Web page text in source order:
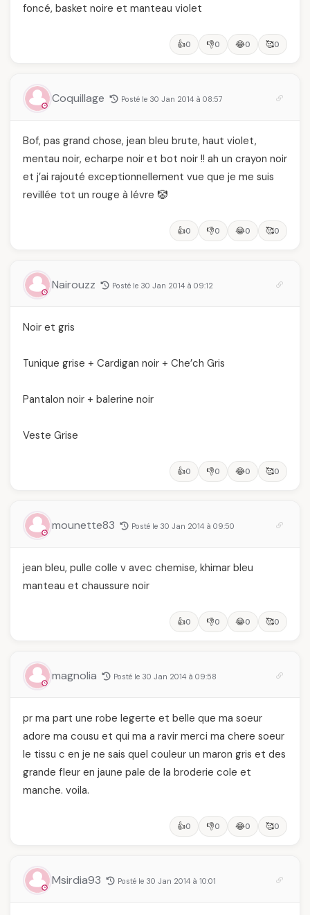
foncé, basket noire et manteau violet
👍0 👎0 😂0 🥰0
Coquillage Posté le 30 Jan 2014 à 08:57
Bof, pas grand chose, jean bleu brute, haut violet,
mentau noir, echarpe noir et bot noir !! ah un crayon noir
et j’ai rajouté exceptionnellement vue que je me suis
revillée tot un rouge à lévre 🤡
👍0 👎0 😂0 🥰0
Nairouzz Posté le 30 Jan 2014 à 09:12
Noir et gris
Tunique grise + Cardigan noir + Che’ch Gris
Pantalon noir + balerine noir
Veste Grise
👍0 👎0 😂0 🥰0
mounette83 Posté le 30 Jan 2014 à 09:50
jean bleu, pulle colle v avec chemise, khimar bleu
manteau et chaussure noir
👍0 👎0 😂0 🥰0
magnolia Posté le 30 Jan 2014 à 09:58
pr ma part une robe legerte et belle que ma soeur
adore ma cousu et qui ma a ravir merci ma chere soeur
le tissu c en je ne sais quel couleur un maron gris et des
grande fleur en jaune pale de la broderie cole et
manche. voila.
👍0 👎0 😂0 🥰0
Msirdia93 Posté le 30 Jan 2014 à 10:01